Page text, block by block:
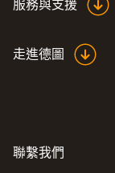
服務與支援
走進德圖
聯繫我們